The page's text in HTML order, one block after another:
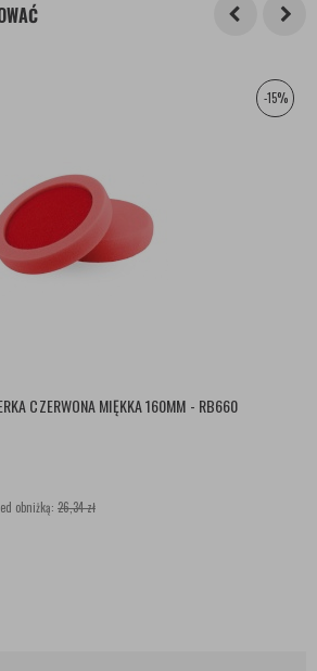
-15%
CZERWONA MIĘKKA 160MM - RB660
obniżką: 26,34 zł